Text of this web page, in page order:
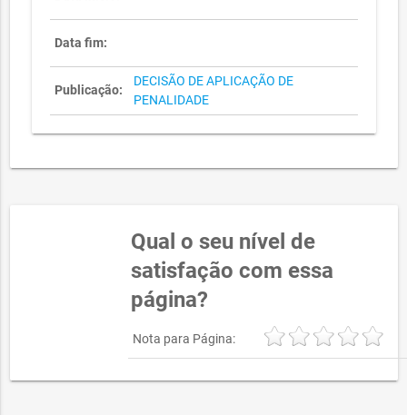
Data fim:
Publicação:
DECISÃO DE APLICAÇÃO DE
PENALIDADE
Qual o seu nível de
satisfação com essa
página?
Nota para Página: